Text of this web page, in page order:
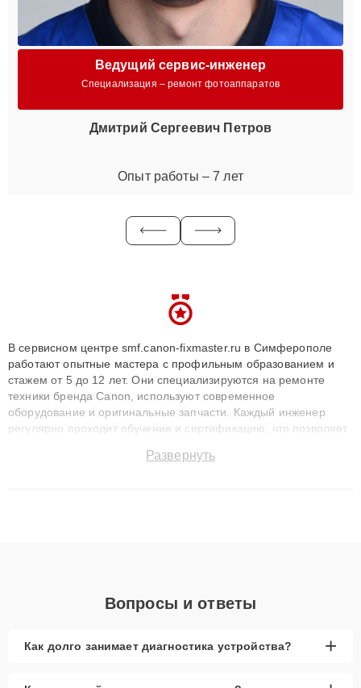
Ведущий сервис-инженер
Специализация – ремонт фотоаппаратов
Дмитрий Сергеевич Петров
Опыт работы – 7 лет
В сервисном центре smf.canon-fixmaster.ru в Симферополе
работают опытные мастера с профильным образованием и
стажем от 5 до 12 лет. Они специализируются на ремонте
техники бренда Canon, используют современное
оборудование и оригинальные запчасти. Каждый инженер
регулярно проходит обучение и сертификацию, что позволяет
технику с сохранением гарантии до 3 лет. Наши мастера
Развернуть
Вопросы и ответы
Как долго занимает диагностика устройства? +